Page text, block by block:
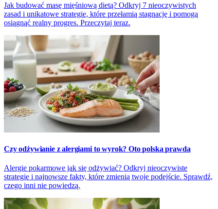
Jak budować masę mięśniową dietą? Odkryj 7 nieoczywistych
zasad i unikatowe strategie, które przełamią stagnację i pomogą
osiągnąć realny progres. Przeczytaj teraz.
Czy odżywianie z alergiami to wyrok? Oto polska prawda
Alergie pokarmowe jak się odżywiać? Odkryj nieoczywiste
strategie i najnowsze fakty, które zmienią twoje podejście. Sprawdź,
czego inni nie powiedzą.